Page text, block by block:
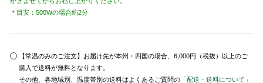
＊目安：500Wの場合約2分
【常温のみのご注文】お届け先が本州・四国の場合、6,000円（税抜）以上のご
購入で送料が無料となります。
その他、各地域別、温度帯別の送料はよくあるご質問の 「配送・送料について」